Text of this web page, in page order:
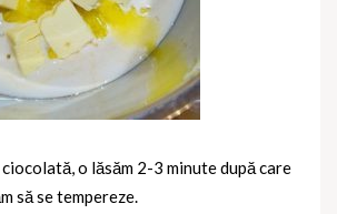
o lăsăm 2-3 minute după care
să se tempereze.